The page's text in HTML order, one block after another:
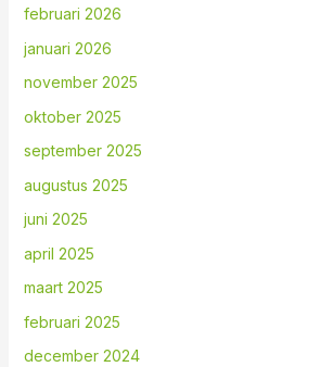
februari 2026
januari 2026
november 2025
oktober 2025
september 2025
augustus 2025
juni 2025
april 2025
maart 2025
februari 2025
december 2024